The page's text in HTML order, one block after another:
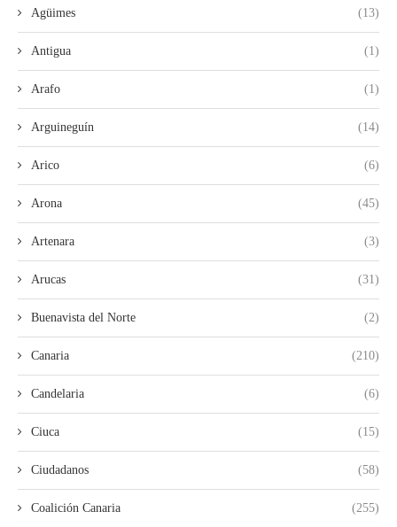
Agüimes (13)
Antigua (1)
Arafo (1)
Arguineguín (14)
Arico (6)
Arona (45)
Artenara (3)
Arucas (31)
Buenavista del Norte (2)
Canaria (210)
Candelaria (6)
Ciuca (15)
Ciudadanos (58)
Coalición Canaria (255)